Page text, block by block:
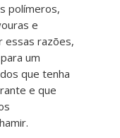
polímeros,
e
essas razões,
um
que tenha
e que